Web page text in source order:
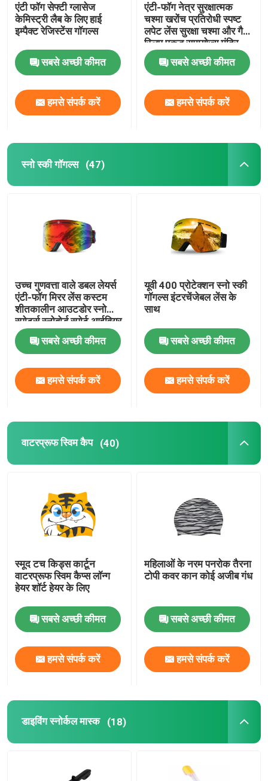
एंटी फॉग सेफ्टी ग्लासेज
केमिस्ट्री लैब के लिए हाई
इम्पैक्ट रेजिस्टेंस गॉगल्स
सबसे अच्छी कीमत
हमसे संपर्क करें
एंटी-फॉग नेत्र सुरक्षात्मक
चश्मा खरोंच प्रतिरोधी स्पष्ट
लपेट लेंस सुरक्षा चश्मा और गैर-
स्लिप पकड़ समायोज्य मंदिर
प्रयोगशाला चश्मा
सबसे अच्छी कीमत
हमसे संपर्क करें
स्नो स्की गॉगल्स (47)
उच्च गुणवत्ता वाले डबल लेयर्स
एंटी-फॉग मिरर लेंस कस्टम
शीतकालीन आउटडोर स्नो
स्पोर्ट्स स्नोबोर्ड स्पोर्ट आईवियर
स्की गॉगल्स
सबसे अच्छी कीमत
हमसे संपर्क करें
यूवी 400 प्रोटेक्शन स्नो स्की
गॉगल्स इंटरचेंजेबल लेंस के
साथ
सबसे अच्छी कीमत
हमसे संपर्क करें
वाटरप्रूफ स्विम कैप (40)
स्मूद टच किड्स कार्टून
वाटरप्रूफ स्विम कैप्स लॉन्ग
हेयर शॉर्ट हेयर के लिए
सबसे अच्छी कीमत
हमसे संपर्क करें
महिलाओं के नरम पनरोक तैरना
टोपी कवर कान कोई अजीब गंध
सबसे अच्छी कीमत
हमसे संपर्क करें
डाइविंग स्नोर्कल मास्क (18)